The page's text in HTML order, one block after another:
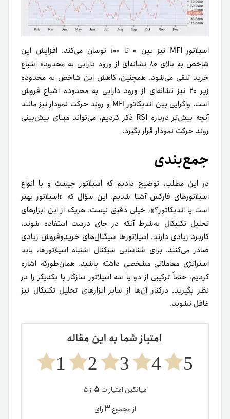
اسیلاتور MFI نیز بین ۰ تا ۱۰۰ نوسان می‌کند. افزایش این
شاخص به بالای ۸۰ نشانه‌ای از ورود دارایی به محدوده اشباع
خرید تلقی می‌شود. همچنین، کاهش این شاخص به محدوده
زیر ۲۰ نیز نشانه‌ای از ورود دارایی به‌ محدوده اشباع فروش
است. واگرایی بین اندیکاتور MFI و روند حرکت نمودار نیز مانند
آنچه پیش‌تر درباره RSI ذکر کردیم، می‌تواند مبنای پیش‌بینی
روند حرکت نمودار قرار بگیرد.
جمع‌بندی
در این مطلب، توضیح دادیم که اسیلاتور چیست و با انواع
اسیلاتورهای فارکس آشنا شدیم. این سؤال که «اسیلاتور بهتر
است یا اندیکاتور؟»، خیلی دقیق نیست. هر‌یک از این ابزارهای
تحلیل تکنیکال به‌شرط آنکه در جای درست استفاده شوند،
کاربرد زیادی دارند. اسیلاتورها سیگنال‌های خریدوفروش زیادی
صادر می‌کنند. برای شناسایی سیگنال اشتباه اسیلاتورها، باید
استراتژی معاملاتی مشخصی داشته باشید. همان‌طور‌که اشاره
کردیم، حتماً ترکیبی از دو یا سه اسیلاتور سازگار با یکدیگر را در
نظر بگیرید. در‌کنار آن‌ها از سایر ابزارهای تحلیل تکنیکال نیز
غافل نشوید.
امتیاز شما به این مقاله
5
4
3
2
1
میانگین امتیازات ۵از ۵
از مجموع۳رای